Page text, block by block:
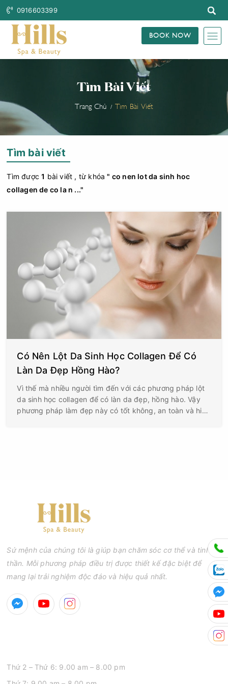
0916603399
BOOK NOW
Tìm Bài Viết
Trang Chủ Tìm Bài Viết
Tìm bài viết
Tìm được1 bài viết , từ khóa" co nen lot da sinh hoc
collagen de co la n ..."
Có Nên Lột Da Sinh Học Collagen Để Có
Làn Da Đẹp Hồng Hào?
Vì thế mà nhiều người tìm đến với các phương pháp lột
da sinh học collagen để có làn da đẹp, hồng hào. Vậy
phương pháp làm đẹp này có tốt không, an toàn và hiệu
Sứ mệnh của chúng tôi là giúp bạn chăm sóc cơ thể và tinh
thần. Mỗi phương pháp điều trị được thiết kế đặc biệt để
mang lại trải nghiệm độc đáo và hiệu quả nhất.
Thứ 2 – Thứ 6: 9.00 am – 8.00 pm